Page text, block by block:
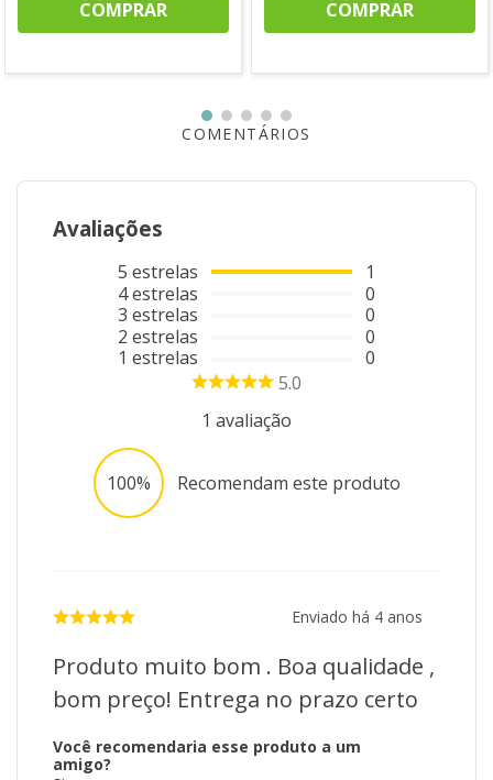
COMPRAR COMPRAR
COMENTÁRIOS
Avaliações
5 estrelas
4estrelas
3 estrelas
2 estrelas
1 estrelas
1
0
0
0
0
5.0
1 avaliação
100% Recomendam este produto
Enviado há 4 anos
Produto muito bom . Boa qualidade ,
bom preço! Entrega no prazo certo
Você recomendaria esse produto a um
amigo?